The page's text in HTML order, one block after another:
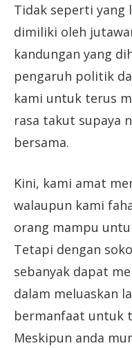
Tidak seperti yang
dimiliki oleh
kandungan yang
pengaruh politik
kami untuk terus
rasa takut supaya
bersama.
Kini, kami amat
walaupun kami
orang mampu
Tetapi dengan
sebanyak dapat
dalam meluaskan
bermanfaat untuk
Meskipun anda